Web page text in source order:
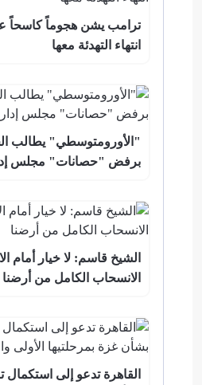
ترامب يشن هجوماً كاسحاً
انتهاء التهدئة معها
"الأورومتوسطي" يطالب
برفض "حصانات" مجلس
الشيخ قاسم: لا خيار أمام
الانسحاب الكامل من أرضنا
القاهرة تدعو إلى